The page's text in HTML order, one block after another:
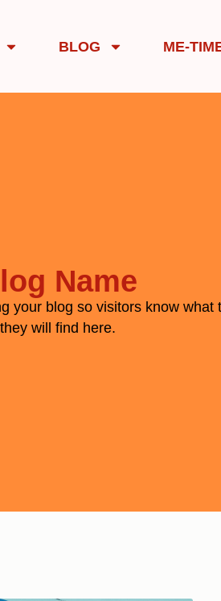
BLOG ME-
Name
your blog so visitors know what
they will find here.